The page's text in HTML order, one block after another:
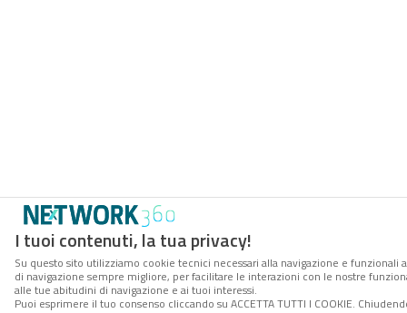
I tuoi contenuti, la tua privacy!
Su questo sito utilizziamo cookie tecnici necessari alla navigazione e
di navigazione sempre migliore, per facilitare le interazioni con le nostre
alle tue abitudini di navigazione e ai tuoi interessi.
Puoi esprimere il tuo consenso cliccando su ACCETTA TUTTI I COOKIE.